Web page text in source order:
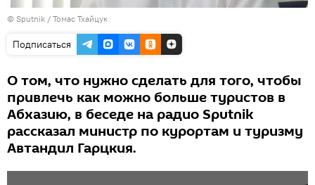
© Sputnik / Томас Тхайцук
Подписаться
О том, что нужно сделать для того, чтобы
привлечь как можно больше туристов в
Абхазию, в беседе на радио Sputnik
рассказал министр по курортам и туризму
Автандил Гарцкия.